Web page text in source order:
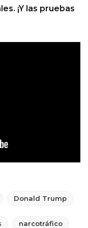
¡Y las pruebas
Donald Trump
narcotráfico